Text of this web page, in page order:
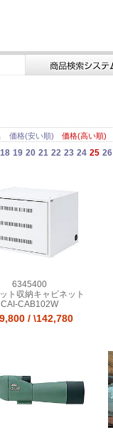
価格(安い順) 価格(高い順)
18 19 20 21 22 23 24 25 26
6345400
ト収納キャビネット
CAI-CAB102W
/ \142,780